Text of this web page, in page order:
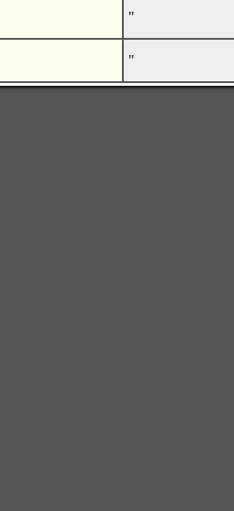
"
"